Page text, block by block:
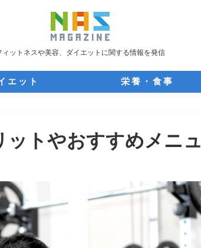
ィットネスや美容、ダイエットに関する情報を発信
エット 栄養・食事
トやおすすめメニュ